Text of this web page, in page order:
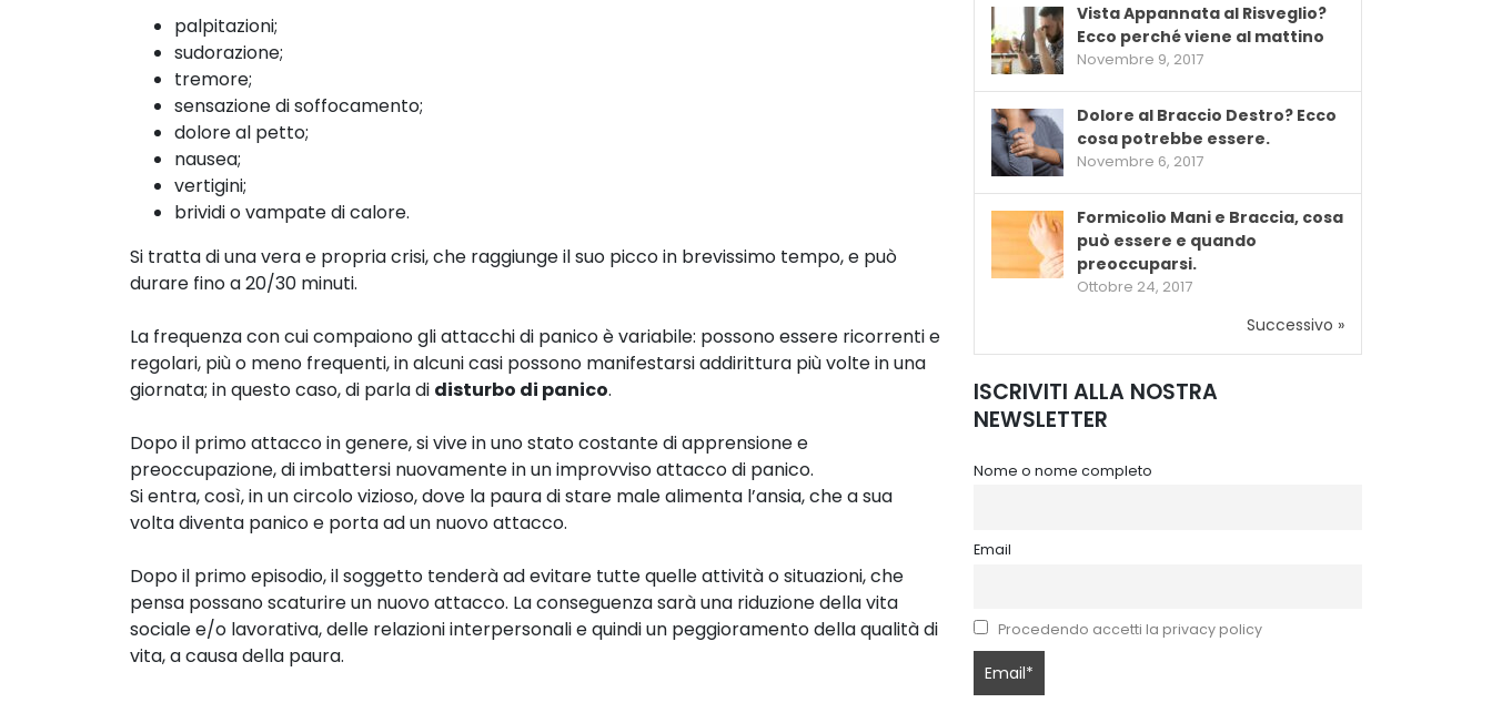
palpitazioni;
sudorazione;
tremore;
sensazione di soffocamento;
dolore al petto;
nausea;
vertigini;
brividi o vampate di calore.
Si tratta di una vera e propria crisi, che raggiunge il suo picco in brevissimo tempo, e può
durare fino a 20/30 minuti.
La frequenza con cui compaiono gli attacchi di panico è variabile: possono essere ricorrenti e
regolari, più o meno frequenti, in alcuni casi possono manifestarsi addirittura più volte in una
giornata; in questo caso, di parla di disturbo di panico.
Dopo il primo attacco in genere, si vive in uno stato costante di apprensione e
preoccupazione, di imbattersi nuovamente in un improvviso attacco di panico.
Si entra, così, in un circolo vizioso, dove la paura di stare male alimenta l’ansia, che a sua
volta diventa panico e porta ad un nuovo attacco.
Dopo il primo episodio, il soggetto tenderà ad evitare tutte quelle attività o situazioni, che
pensa possano scaturire un nuovo attacco. La conseguenza sarà una riduzione della vita
sociale e/o lavorativa, delle relazioni interpersonali e quindi un peggioramento della qualità di
vita, a causa della paura.
Vista Appannata al Risveglio?
Ecco perché viene al mattino
Novembre 9, 2017
Dolore al Braccio Destro? Ecco
cosa potrebbe essere.
Novembre 6, 2017
Formicolio Mani e Braccia, cosa
può essere e quando
preoccuparsi.
Ottobre 24, 2017
Successivo »
ISCRIVITI ALLA NOSTRA
NEWSLETTER
Nome o nome completo
Email
Procedendo accetti la privacy policy